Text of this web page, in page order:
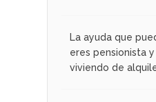
La ayuda que
eres pensionista
viviendo de